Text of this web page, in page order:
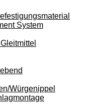
System
Würgenippel